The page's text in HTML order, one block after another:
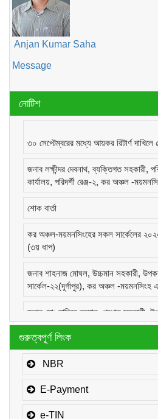
Anjan Kumar Saha
Message
নোটিশ
৩০ সেপ্টেম্বরের মধ্যে আয়কর রিটার্ণ
জনাব লক্ষীন্দর দেবনাথ, ব্যক্তিগত সহকারী,
কার্যালয়, পরিদর্শী রেঞ্জ-২, কর অঞ্চল -
শোক বার্তা
কর অঞ্চল-ময়মনসিংহের সকল সার্কেলের
(৩য় ধাপ)
জনাব শাহনাজ মোঘল, উচ্চমান সহকারী,
সার্কেল-২২(দূর্গাপুর), কর অঞ্চল -
জনাব মোঃ হাবিবুর রহমান, প্রধান সহকারী,
সার্কেল-১(কোম্পানীজ), কর অঞ্চল -
জনাব মোঃ মোরাদুজ্জামান, সাঁট মুদ্রাক্ষরিক
কমিশনারের কার্যালয়, সার্কেল-
গুরুত্বপূর্ণ লিংক
NBR
E-Payment
e-TIN